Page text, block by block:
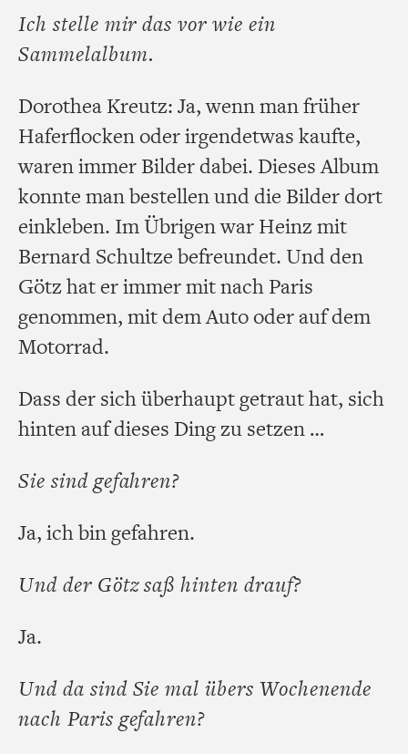
Ich stelle mir das vor wie ein
Sammelalbum.
Dorothea Kreutz: Ja, wenn man früher
Haferflocken oder irgendetwas kaufte,
waren immer Bilder dabei. Dieses Album
konnte man bestellen und die Bilder dort
einkleben. Im Übrigen war Heinz mit
Bernard Schultze befreundet. Und den
Götz hat er immer mit nach Paris
genommen, mit dem Auto oder auf dem
Motorrad.
Dass der sich überhaupt getraut hat, sich
hinten auf dieses Ding zu setzen …
Sie sind gefahren?
Ja, ich bin gefahren.
Und der Götz saß hinten drauf?
Ja.
Und da sind Sie mal übers Wochenende
nach Paris gefahren?